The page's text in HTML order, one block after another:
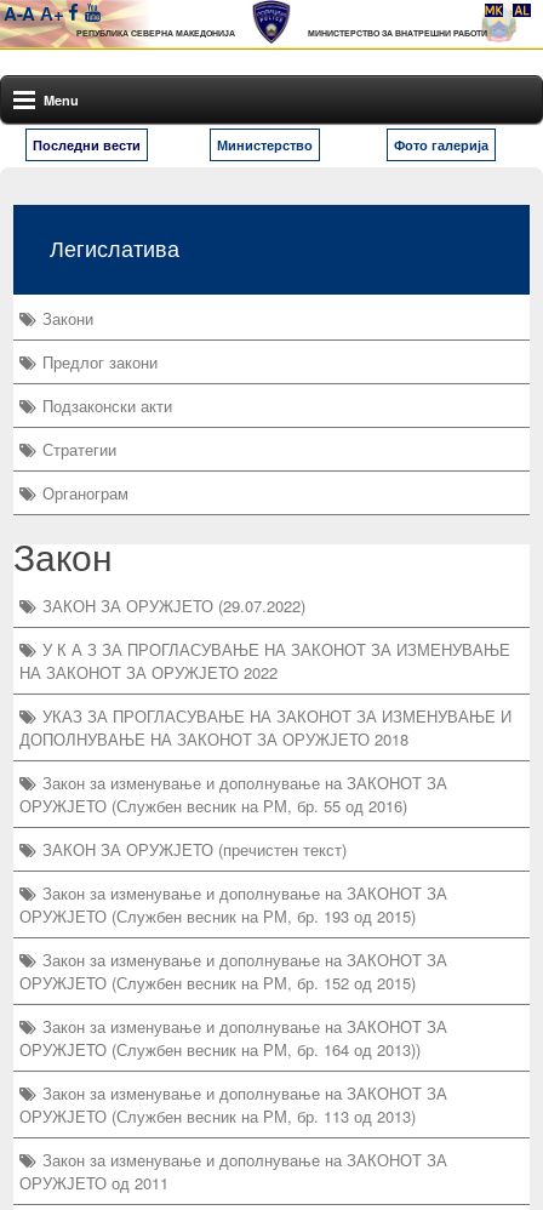
A-AА+
РЕПУБЛИКА СЕВЕРНА МАКЕДОНИЈА МИНИСТЕРСТВО ЗА ВНАТРЕШНИ РАБОТИ
Menu
Последни вести Министерство Фото галерија
Легислатива
Закони
Предлог закони
Подзаконски акти
Стратегии
Органограм
Закон
ЗАКОН ЗА ОРУЖЈЕТО (29.07.2022)
У К А З ЗА ПРОГЛАСУВАЊЕ НА ЗАКОНОТ ЗА ИЗМЕНУВАЊЕ
НА ЗАКОНОТ ЗА ОРУЖЈЕТО 2022
УКАЗ ЗА ПРОГЛАСУВАЊЕ НА ЗАКОНОТ ЗА ИЗМЕНУВАЊЕ И
ДОПОЛНУВАЊЕ НА ЗАКОНОТ ЗА ОРУЖЈЕТО 2018
Закон за изменување и дополнување на ЗАКОНОТ ЗА
ОРУЖЈЕТО (Службен весник на РМ, бр. 55 од 2016)
ЗАКОН ЗА ОРУЖЈЕТО (пречистен текст)
Закон за изменување и дополнување на ЗАКОНОТ ЗА
ОРУЖЈЕТО (Службен весник на РМ, бр. 193 од 2015)
Закон за изменување и дополнување на ЗАКОНОТ ЗА
ОРУЖЈЕТО (Службен весник на РМ, бр. 152 од 2015)
Закон за изменување и дополнување на ЗАКОНОТ ЗА
ОРУЖЈЕТО (Службен весник на РМ, бр. 164 од 2013))
Закон за изменување и дополнување на ЗАКОНОТ ЗА
ОРУЖЈЕТО (Службен весник на РМ, бр. 113 од 2013)
Закон за изменување и дополнување на ЗАКОНОТ ЗА
ОРУЖЈЕТО од 2011